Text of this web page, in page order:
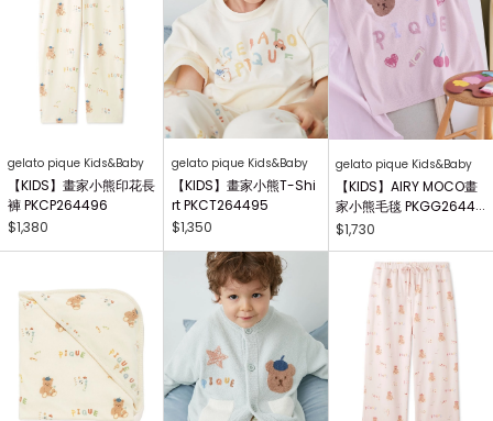
gelato pique Kids&Baby
【KIDS】畫家小熊印花長
褲 PKCP264496
$1,380
gelato pique Kids&Baby
【KIDS】畫家小熊T-Shi
rt PKCT264495
$1,350
gelato pique Kids&Baby
【KIDS】AIRY MOCO畫
家小熊毛毯 PKGG26441
7
$1,730